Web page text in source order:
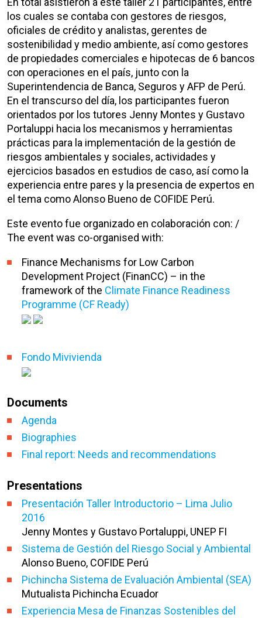
los cuales se contaba con gestores de riesgos,
oficiales de crédito y analistas, gerentes de
sostenibilidad y medio ambiente, así como gestores
de propiedades comerciales e hipotecas de 6 bancos
con operaciones en el país, junto con la
Superintendencia de Banca, Seguros y AFP de Perú.
En el transcurso del día, los participantes fueron
orientados por los tutores Jenny Montes y Gustavo
Portaluppi hacia los mecanismos y herramientas
prácticas para la implementación de la gestión de
riesgos ambientales y sociales, actividades y
ejercicios basados en estudios de caso, así como la
experiencia entre pares y la presencia de expertos en
el tema como Alonso Bueno de COFIDE Perú.
Este evento fue organizado en colaboración con: /
The event was co-organised with:
Finance Mechanisms for Low Carbon
Development Project (FinanCC) – in the
framework of the Climate Finance Readiness
Programme (CF Ready)
Fondo Mivivienda
Documents
Agenda
Biographies
Final report: Needs and recommendations
Presentations
Presentación Taller Introductorio – Lima Julio
2016
Jenny Montes y Gustavo Portaluppi, UNEP FI
Sistema de Gestión del Riesgo Social y Ambiental
Alonso Bueno, COFIDE Perú
Pichincha Sistema de Evaluación Ambiental (SEA)
Mutualista Pichincha Ecuador
Experiencia Mesa de Finanzas Sostenibles del